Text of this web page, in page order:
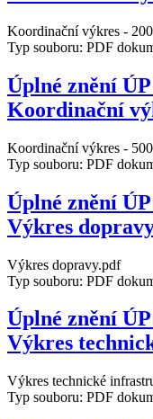
Koordinační výkres -
Typ souboru: PDF
Úplné znění
Koordinační
Koordinační výkres -
Typ souboru: PDF
Úplné znění
Výkres
Výkres dopravy.pdf
Typ souboru: PDF
Úplné znění
Výkres
Výkres technické
Typ souboru: PDF